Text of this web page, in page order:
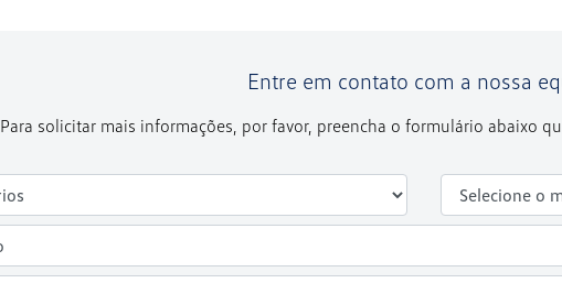
Entre em contato com a nossa
Para solicitar mais informações, por favor, preencha o formulário abaixo